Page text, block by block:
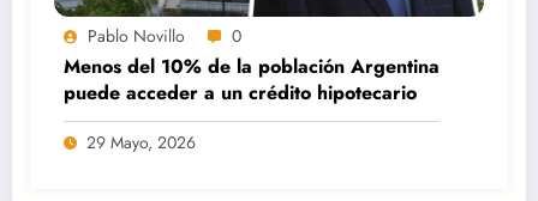
Pablo Novillo 0
Menos del 10% de la población Argentina
puede acceder a un crédito hipotecario
29 Mayo, 2026